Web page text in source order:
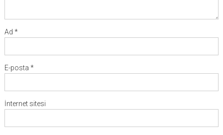
Ad *
E-posta *
İnternet sitesi